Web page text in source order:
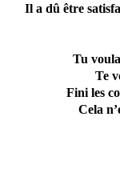
Il a dû être
Tu
Te
Fini les
Cela